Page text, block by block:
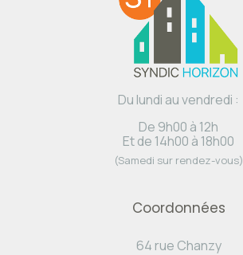
Du lundi au vendredi :
De 9h00 à 12h
Et de 14h00 à 18h00
(Samedi sur rendez-vous)
Coordonnées
64 rue Chanzy